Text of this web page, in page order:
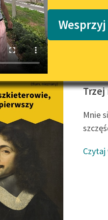
Romantyzm
Mnie
Czytaj